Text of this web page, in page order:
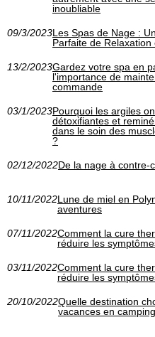
inoubliable
09/3/2023Les Spas de Nage :
Parfaite de Relaxation
13/2/2023Gardez votre spa en
l'importance de
commande
03/1/2023Pourquoi les argiles
détoxifiantes et
dans le soin des
?
02/12/2022De la nage à contre-
10/11/2022Lune de miel en
aventures
07/11/2022Comment la cure
réduire les
03/11/2022Comment la cure
réduire les
20/10/2022Quelle destination
vacances en